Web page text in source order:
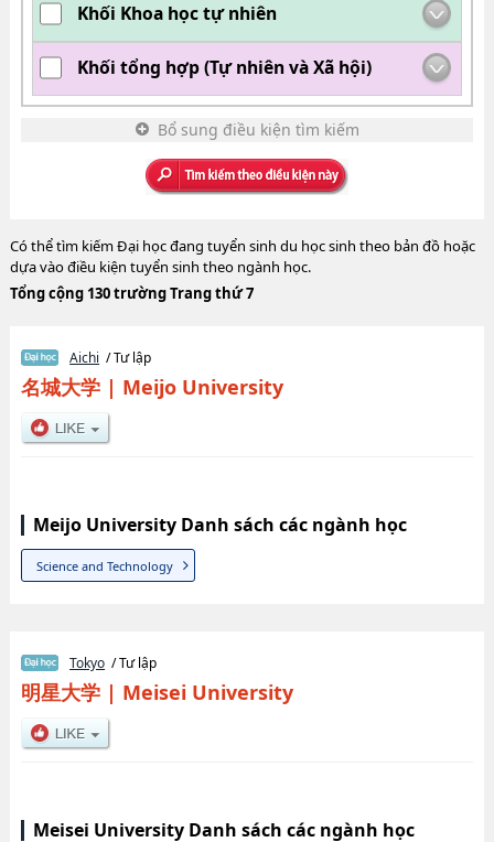
Khối Khoa học tự nhiên
Khối tổng hợp (Tự nhiên và Xã hội)
Bổ sung điều kiện tìm kiếm
Có thể tìm kiếm Đại học đang tuyển sinh du học sinh theo bản đồ hoặc
dựa vào điều kiện tuyển sinh theo ngành học.
Tổng cộng 130 trường Trang thứ 7
Aichi / Tư lập
名城大学| Meijo University
Meijo University Danh sách các ngành học
Science and Technology
Tokyo / Tư lập
明星大学| Meisei University
Meisei University Danh sách các ngành học